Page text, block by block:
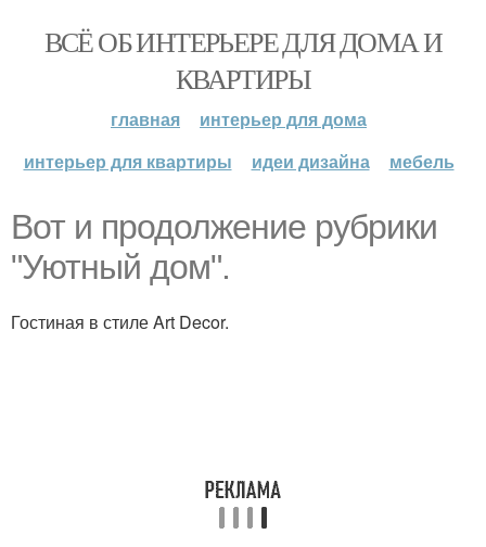
ВСЁ ОБ ИНТЕРЬЕРЕ ДЛЯ ДОМА И
КВАРТИРЫ
главная
интерьер для дома
интерьер для квартиры
идеи дизайна мебель
Вот и продолжение рубрики
"Уютный дом".
Гостиная в стиле Art Decor.